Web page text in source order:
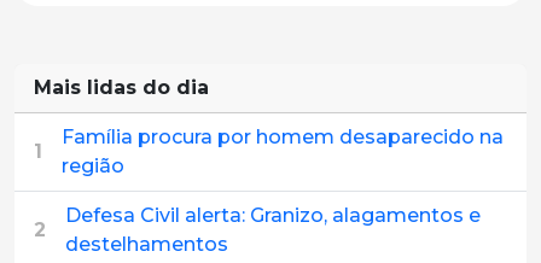
Mais lidas do dia
1
Família procura por homem desaparecido na
região
2
Defesa Civil alerta: Granizo, alagamentos e
destelhamentos